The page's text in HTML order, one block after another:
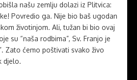
našu zemlju dolazi iz Plitvica:
Povredio ga. Nije bio baš ugodan
životinjom. Ali, tužan bi bio ovaj
su “naša rodbima”, Sv. Franjo je
Zato ćemo poštivati svako živo
djelo.